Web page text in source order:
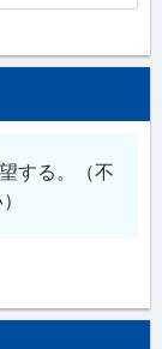
する。
（不